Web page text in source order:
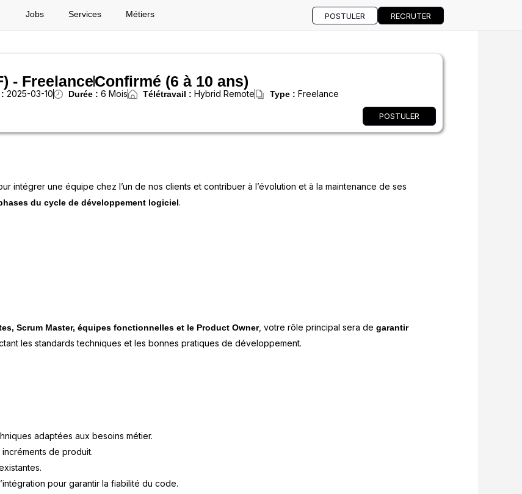
Jobs Services Métiers POSTULER RECRUTER
- FreelanceConfirmé (6 à 10 ans)
:2025-03-10 Durée : 6 Mois Télétravail : Hybrid Remote Type : Freelance
POSTULER
intégrer une équipe chez l’un de nos clients et contribuer à l’évolution et à la maintenance de ses
du cycle de développement logiciel.
Scrum Master, équipes fonctionnelles et le Product Owner, votre rôle principal sera de garantir
les standards techniques et les bonnes pratiques de développement.
adaptées aux besoins métier.
de produit.
pour garantir la fiabilité du code.